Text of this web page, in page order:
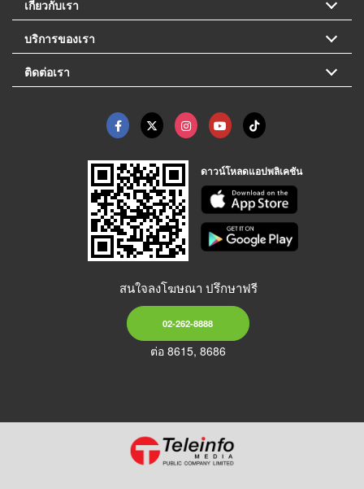
เกี่ยวกับเรา
บริการของเรา
ติดต่อเรา
ดาวน์โหลดแอปพลิเคชัน
สนใจลงโฆษณา ปรึกษาฟรี
02-262-8888
ต่อ 8615, 8686